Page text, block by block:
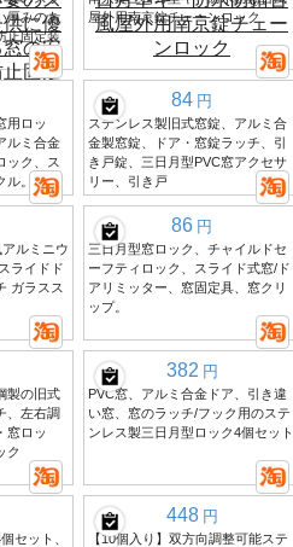
厚みのあ
止固定装
屋外用南京錠チェーンロック
用ロッ
ルミ合金
ック、ス
。
84 円
ステンレス製旧式窓錠、アルミ合
金製窓錠、ドア・窓錠ラッチ、引
き戸錠、三日月型PVC窓アクセサ
リー、引き戸
ルミニウ
ライドド
ガラスス
86 円
三日月型窓ロック、チャイルドセ
ーフティロック、スライド式窓/ド
アリミッター、窓固定具、窓クリ
ップ。
製の旧式
、左右調
窓ロッ
ク
382 円
PVC窓、アルミ合金ドア、引き違
い窓、窓のラッチ/フック用のステ
ンレス製三日月型ロック4個セット
セット、
448 円
【10個入り】双方向調整可能ステ